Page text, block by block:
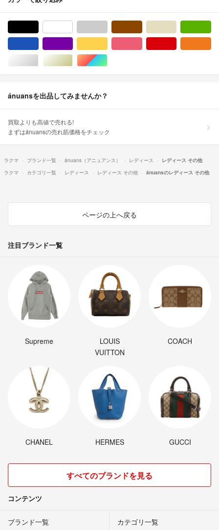
シルバー/銀色系ゴールド/金色系マルチカラー
ánuansを出品してみませんか？
買取よりも高値で売れる!
まずはánuansの売れ筋価格をチェック
ラクマ ブランド一覧 ánuans（アニュアンス） レディース
レディース その他
ラクマ
カテゴリ一覧 レディース レディース その他 ánuansのレディース その他
ページの上へ戻る
注目ブランド一覧
Supreme
LOUIS
VUITTON
COACH
CHANEL HERMES GUCCI
すべてのブランドを見る
コンテンツ
ブランド一覧 カテゴリ一覧